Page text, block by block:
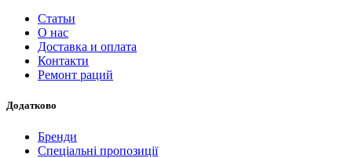
Статьи
О нас
Доставка и оплата
Контакти
Ремонт раций
Додатково
Бренди
Спеціальні пропозиції